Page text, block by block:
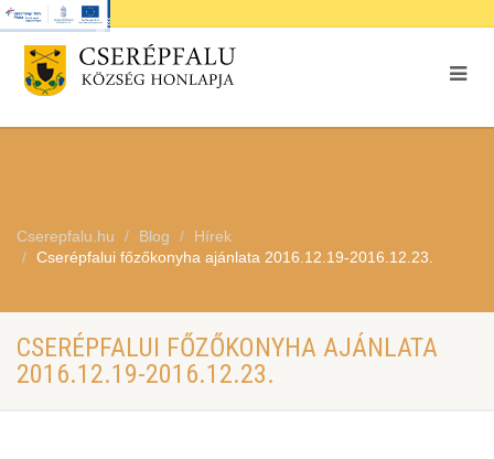
Cserepfalu.hu Blog
Hírek
Cserépfalui főzőkonyha ajánlata 2016.12.19-2016.12.23.
CSERÉPFALUI FŐZŐKONYHA AJÁNLATA
2016.12.19-2016.12.23.